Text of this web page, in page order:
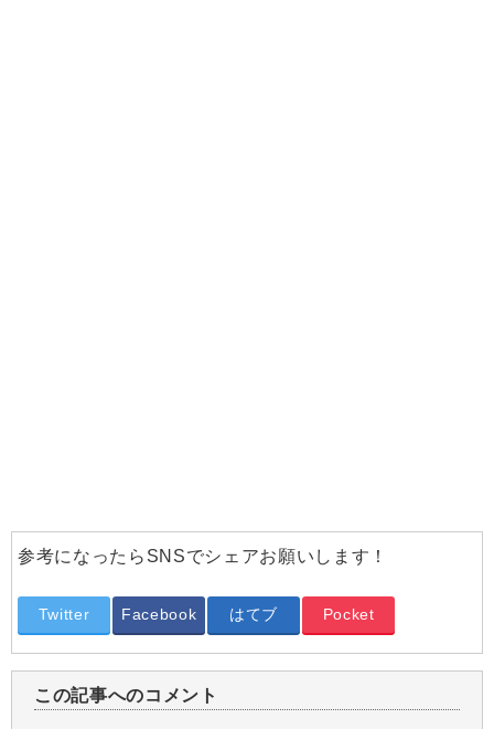
参考になったらSNSでシェアお願いします！
Twitter Facebook はてブ Pocket
この記事へのコメント